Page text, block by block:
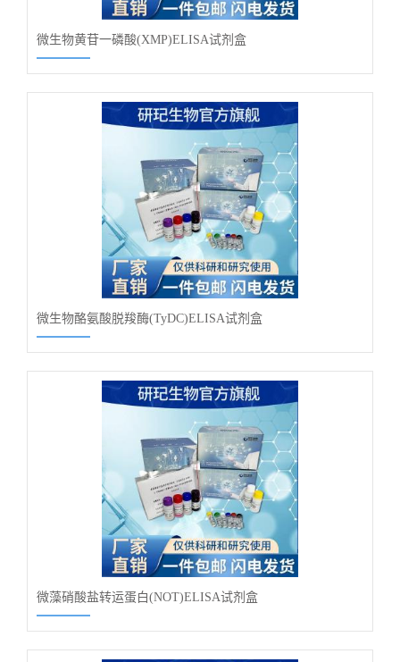
微生物黄苷一磷酸(XMP)ELISA试剂盒
微生物酪氨酸脱羧酶(TyDC)ELISA试剂盒
微藻硝酸盐转运蛋白(NOT)ELISA试剂盒